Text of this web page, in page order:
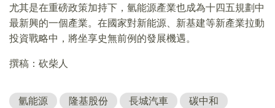
尤其是在重磅政策加持下，氫能源產業也成為十四五規劃中
最新興的一個產業。在國家對新能源、新基建等新產業拉動
投資戰略中，將坐享史無前例的發展機遇。
撰稿：砍柴人
氫能源 隆基股份 長城汽車 碳中和